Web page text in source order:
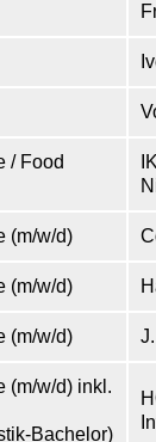
/ Food
(m/w/d)
(m/w/d)
(m/w/d)
(m/w/d) inkl.
Bachelor)